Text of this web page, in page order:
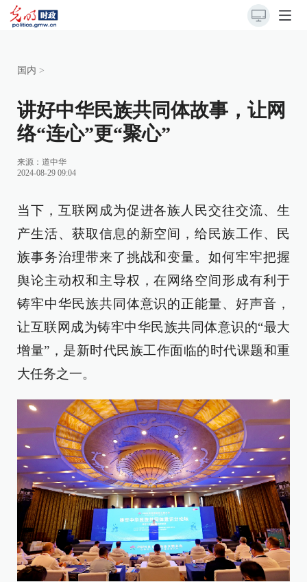
国内 >
讲好中华民族共同体故事，让网
络“连心”更“聚心”
来源： 道中华
2024-08-29 09:04
当下，互联网成为促进各族人民交往交流、生
产生活、获取信息的新空间，给民族工作、民
族事务治理带来了挑战和变量。如何牢牢把握
舆论主动权和主导权，在网络空间形成有利于
铸牢中华民族共同体意识的正能量、好声音，
让互联网成为铸牢中华民族共同体意识的“最大
增量”，是新时代民族工作面临的时代课题和重
大任务之一。